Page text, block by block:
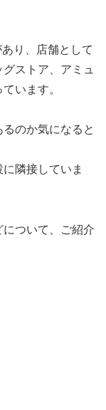
り、店舗として
ストア、アミュ
います。
のか気になると
隣接していま
ついて、ご紹介